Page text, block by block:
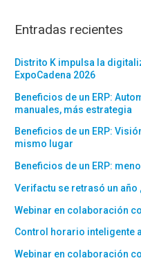
Entradas recientes
Distrito K impulsa la
ExpoCadena 2026
Beneficios de un ERP:
manuales, más estrategia
Beneficios de un ERP:
mismo lugar
Beneficios de un ERP:
Verifactu se retrasó un año
Webinar en colaboración
Control horario inteligente
Webinar en colaboración